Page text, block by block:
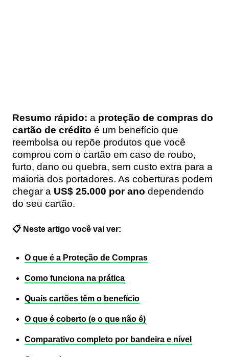
Resumo rápido: a proteção de compras do
cartão de crédito é um benefício que
reembolsa ou repõe produtos que você
comprou com o cartão em caso de roubo,
furto, dano ou quebra, sem custo extra para a
maioria dos portadores. As coberturas podem
chegar a US$ 25.000 por ano dependendo
do seu cartão.
📋 Neste artigo você vai ver:
O que é a Proteção de Compras
Como funciona na prática
Quais cartões têm o benefício
O que é coberto (e o que não é)
Comparativo completo por bandeira e nível